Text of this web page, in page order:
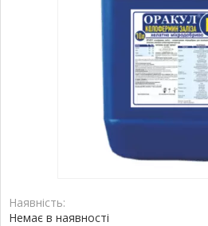
Наявність:
Немає в наявності